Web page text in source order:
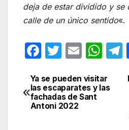
deja de estar dividido y se
calle de un único sentido«.
F
c
e
b
T
itt
er
E
ail
W
at
Navegación
de
Ya se pueden visitar
las escaparates y las
fachadas de Sant
Antoni 2022